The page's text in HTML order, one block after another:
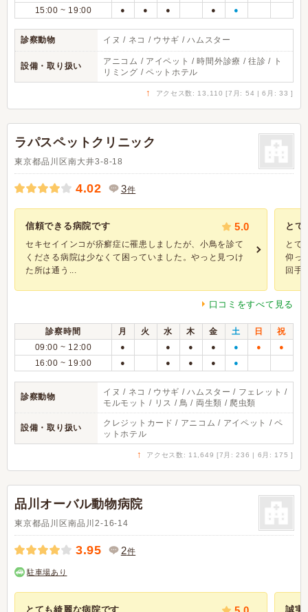
15:00 ~ 19:00 ● ● ● ● ●
診察動物 イヌ / ネコ / ウサギ / ハムスター
設備・取り扱い
アニコム / アイペット / 時間外診療 / 往診 / ト
リミング / ペットホテル
↑ アクセス数: 13,110 [7月: 54 | 6月: 33 ]
ラパスペットクリニック
東京都品川区南大井3-8-18
4.02 3件
信頼できる病院です 5.0
セキセイインコが疥癬症に罹患しましたが、小鳥を診て
くださる病院は少なくて困っていました。やっと見つけ
た所は通う...
とて
とて
仰っ
回手
口コミをすべて見る
診察時間 月 火 水 木 金 土 日
祝
09:00 ~ 12:00
● ● ● ● ● ● ●
16:00 ~ 19:00 ● ● ● ● ●
診察動物
イヌ / ネコ / ウサギ / ハムスター / フェレット /
モルモット / リス / 鳥 / 両生類 / 爬虫類
設備・取り扱い
クレジットカード / アニコム / アイペット / ペ
ットホテル
↑ アクセス数: 11,649 [7月: 236 | 6月: 175 ]
品川オーバル動物病院
東京都品川区南品川2-16-14
3.95 2件
駐車場あり
とても綺麗な病院です 誠実